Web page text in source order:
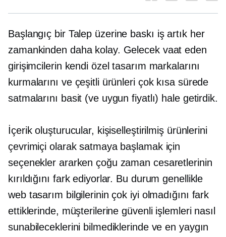
Başlangıç ​​bir Talep üzerine baskı iş artık her
zamankinden daha kolay. Gelecek vaat eden
girişimcilerin kendi özel tasarım markalarını
kurmalarını ve çeşitli ürünleri çok kısa sürede
satmalarını basit (ve uygun fiyatlı) hale getirdik.
İçerik oluşturucular, kişiselleştirilmiş ürünlerini
çevrimiçi olarak satmaya başlamak için
seçenekler ararken çoğu zaman cesaretlerinin
kırıldığını fark ediyorlar. Bu durum genellikle
web tasarım bilgilerinin çok iyi olmadığını fark
ettiklerinde, müşterilerine güvenli işlemleri nasıl
sunabileceklerini bilmediklerinde ve en yaygın